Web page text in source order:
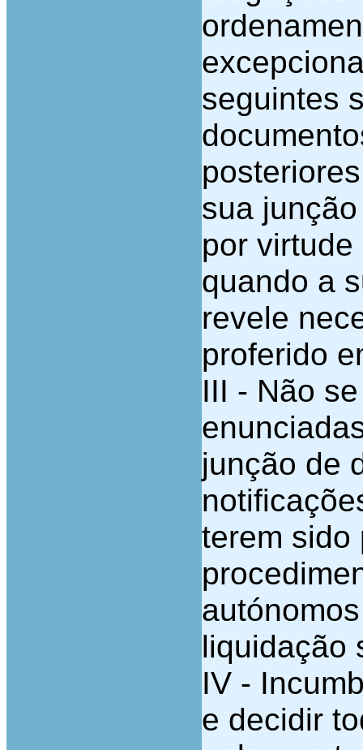
seguintes
sua
por
quando a
revele
proferido
III - Não
junção de
terem sido
liquidação
IV -
e decidir